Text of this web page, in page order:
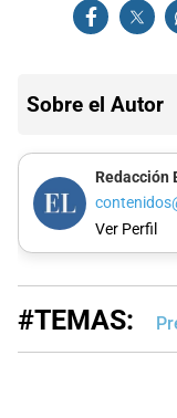
Sobre el Autor
Redacción
Ver Perfil
#TEMAS: